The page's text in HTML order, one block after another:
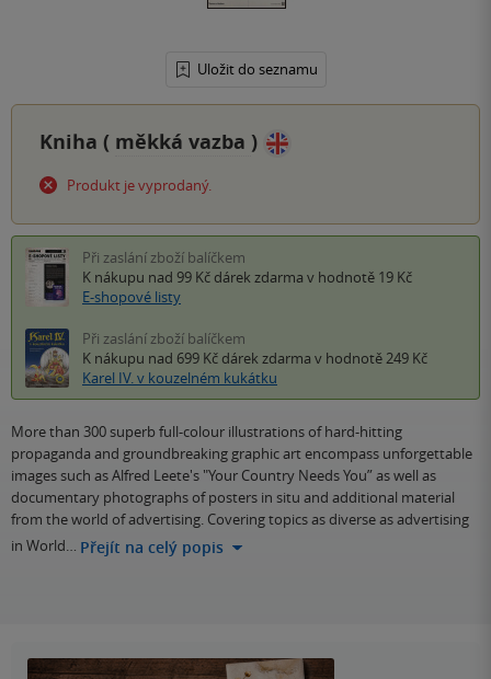
Uložit do seznamu
Kniha ( měkká vazba )
Produkt je vyprodaný.
Při zaslání zboží balíčkem
K nákupu nad 99 Kč dárek zdarma v hodnotě 19 Kč
E-shopové listy
Při zaslání zboží balíčkem
K nákupu nad 699 Kč dárek zdarma v hodnotě 249 Kč
Karel IV. v kouzelném kukátku
More than 300 superb full-colour illustrations of hard-hitting
propaganda and groundbreaking graphic art encompass unforgettable
images such as Alfred Leete's "Your Country Needs You” as well as
documentary photographs of posters in situ and additional material
from the world of advertising. Covering topics as diverse as advertising
in World… Přejít na celý popis